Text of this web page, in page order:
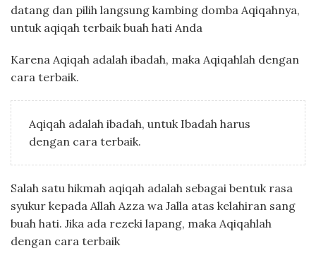
datang dan pilih langsung kambing domba Aqiqahnya,
untuk aqiqah terbaik buah hati Anda
Karena Aqiqah adalah ibadah, maka Aqiqahlah dengan
cara terbaik.
Aqiqah adalah ibadah, untuk Ibadah harus
dengan cara terbaik.
Salah satu hikmah aqiqah adalah sebagai bentuk rasa
syukur kepada Allah Azza wa Jalla atas kelahiran sang
buah hati. Jika ada rezeki lapang, maka Aqiqahlah
dengan cara terbaik